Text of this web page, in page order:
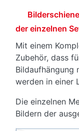
der einzelnen
Mit einem
Zubehör, dass
Bildaufhängung
werden in einer
Die einzelnen
Bildern der